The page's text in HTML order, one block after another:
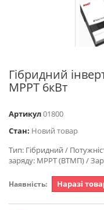
Гібридний
MPPT 6кВт
Артикул01800
Стан: Новий товар
Тип: Гібридний /
заряду: MPPT (ВТМП) /
Наявність: Наразі